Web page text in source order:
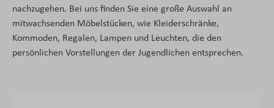
nachzugehen. Bei uns finden Sie eine große Auswahl an
mitwachsenden Möbelstücken, wie Kleiderschränke,
Kommoden, Regalen, Lampen und Leuchten, die den
persönlichen Vorstellungen der Jugendlichen entsprechen.